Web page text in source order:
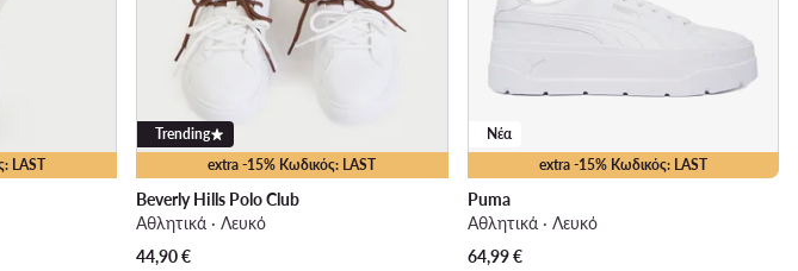
LAST extra -15% Κωδικός: LAST
Trending
Beverly Hills Polo Club
Αθλητικά · Λευκό
44,90€
extra -15% Κωδικός: LAST
Νέα
Puma
Αθλητικά · Λευκό
64,99€